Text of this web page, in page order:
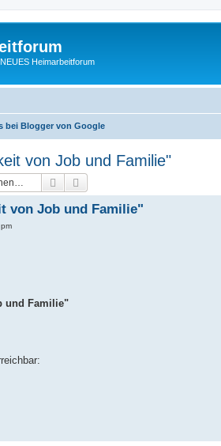
Heimarbeitforum
bei Blogger von Google
von Job und Familie"
Suche
von Job und Familie"
und Familie"